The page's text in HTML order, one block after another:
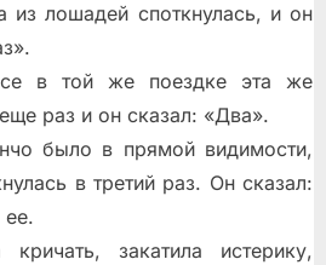
лошадей споткнулась, и он
в той же поездке эта же
раз и он сказал: «Два».
было в прямой видимости,
в третий раз. Он сказал:
ее.
закатила истерику,